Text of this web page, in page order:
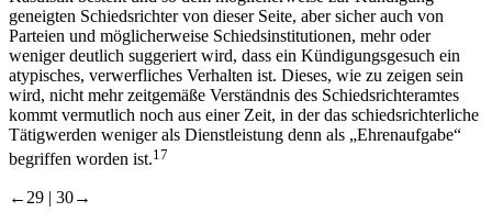
geneigten Schiedsrichter von dieser Seite, aber sicher auch von
Parteien und möglicherweise Schiedsinstitutionen, mehr oder
weniger deutlich suggeriert wird, dass ein Kündigungsgesuch ein
atypisches, verwerfliches Verhalten ist. Dieses, wie zu zeigen sein
wird, nicht mehr zeitgemäße Verständnis des Schiedsrichteramtes
kommt vermutlich noch aus einer Zeit, in der das schiedsrichterliche
Tätigwerden weniger als Dienstleistung denn als „Ehrenaufgabe“
begriffen worden ist.17
←29 | 30→